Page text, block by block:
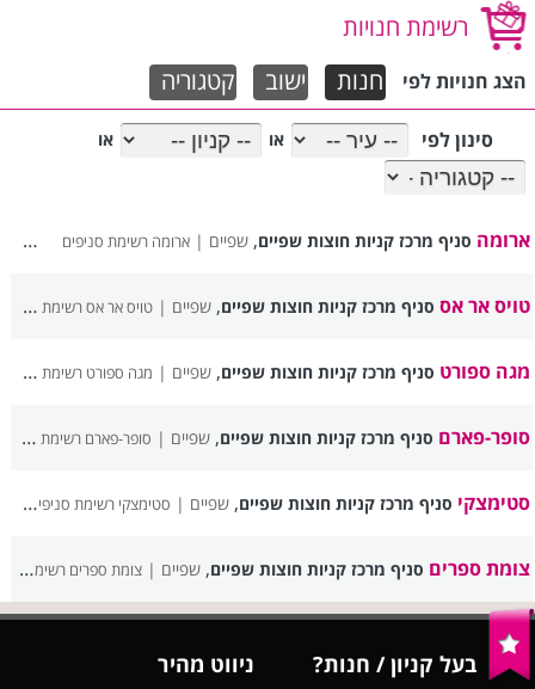
רשימת חנויות
הצג חנויות לפי חנות ישוב קטגוריה
סינון לפי או או
ארומה סניף מרכז קניות חוצות שפיים,שפיים |ארומה רשימת סניפים
טויס אר אס סניף מרכז קניות חוצות שפיים,שפיים |טויס אר אס רשימת סניפים
מגה ספורט סניף מרכז קניות חוצות שפיים,שפיים | מגה ספורט רשימת סניפים
סופר-פארם סניף מרכז קניות חוצות שפיים,שפיים | סופר-פארם רשימת סניפים
סטימצקי סניף מרכז קניות חוצות שפיים,שפיים | סטימצקי רשימת סניפים
צומת ספרים סניף מרכז קניות חוצות שפיים,שפיים |צומת ספרים רשימת סניפים
בעל קניון / חנות?
ניווט מהיר